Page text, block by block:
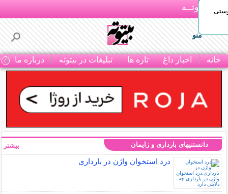
بـیتوتــه
منو
خانه اخبار داغ تازه ها تبلیغات در بیتوته درباره ما
دانستنیهای بارداری و زایمان
درد استخوان واژن در بارداری
بیشتر